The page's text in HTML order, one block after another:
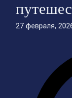
27 февраля,